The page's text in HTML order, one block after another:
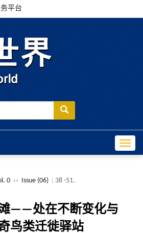
平台
0 ›› Issue (06) : 38 -51.
——处在不断变化与
鸟类迁徙驿站